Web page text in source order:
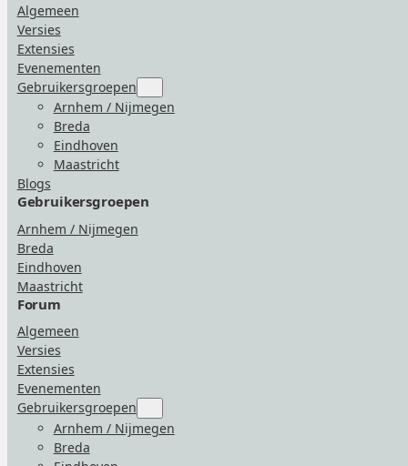
Algemeen
Versies
Extensies
Evenementen
Gebruikersgroepen
for
“Gebruikersgroepen”
Arnhem / Nijmegen
Breda
Eindhoven
Maastricht
Blogs
Gebruikersgroepen
Arnhem / Nijmegen
Breda
Eindhoven
Maastricht
Forum
Algemeen
Versies
Extensies
Evenementen
Gebruikersgroepen
for
“Gebruikersgroepen”
Arnhem / Nijmegen
Breda